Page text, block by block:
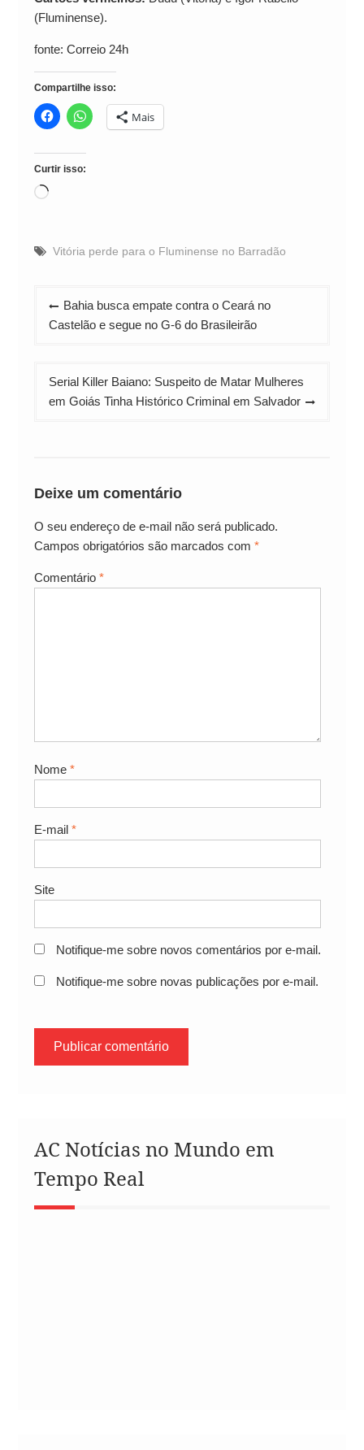
(Fluminense).
fonte: Correio 24h
Compartilhe isso:
Mais
Curtir isso:
Carregando...
Vitória perde para o Fluminense no Barradão
Navegação
de
Bahia busca empate contra o Ceará no
Castelão e segue no G-6 do Brasileirão
Serial Killer Baiano: Suspeito de Matar Mulheres
em Goiás Tinha Histórico Criminal em Salvador
Deixe um comentário
O seu endereço de e-mail não será publicado.
Campos obrigatórios são marcados com *
Comentário *
Nome *
E-mail *
Site
Notifique-me sobre novos comentários por e-mail.
Notifique-me sobre novas publicações por e-mail.
AC Notícias no Mundo em
Tempo Real